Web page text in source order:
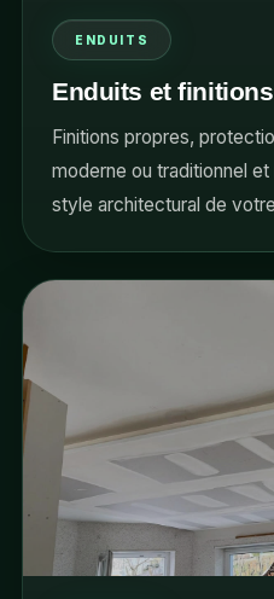
ENDUITS
Enduits et
Finitions propres,
moderne ou traditionnel
style architectural de